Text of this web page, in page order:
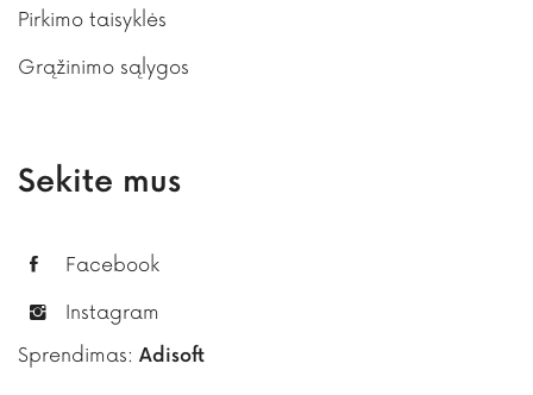
Pirkimo taisyklės
Grąžinimo sąlygos
Sekite mus
Facebook
Instagram
Sprendimas: Adisoft